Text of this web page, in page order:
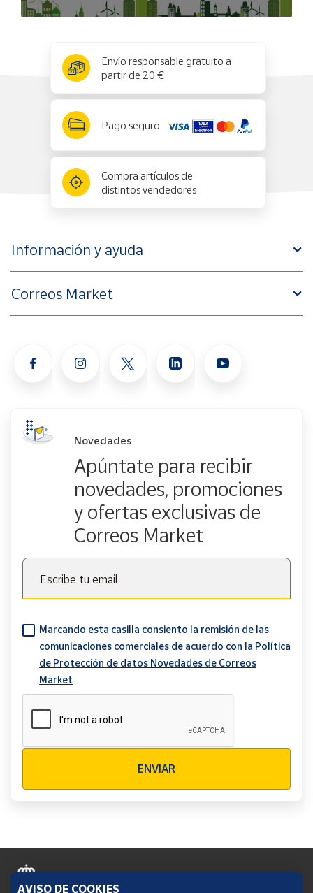
Envío responsable gratuito a
partir de 20 €
Pago seguro
Compra artículos de
distintos vendedores
Información y ayuda
Correos Market
Novedades
Apúntate para recibir
novedades, promociones
y ofertas exclusivas de
Correos Market
Escribe tu email
Marcando esta casilla consiento la remisión de las
comunicaciones comerciales de acuerdo con la Política
de Protección de datos Novedades de Correos
Market
ENVIAR
AVISO DE COOKIES